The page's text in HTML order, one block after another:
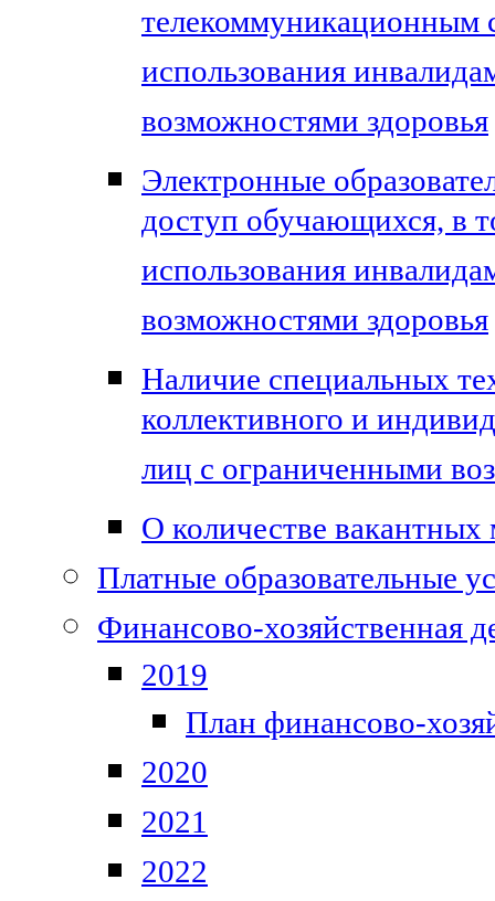
телекоммуникационным
использования
возможностями здоровья
Электронные
доступ обучающихся, в
использования
возможностями здоровья
Наличие специальных
коллективного и
лиц с ограниченными
О количестве
Платные образовательные
Финансово-хозяйственная
2019
План финансово-
2020
2021
2022